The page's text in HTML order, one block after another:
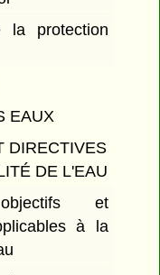
la protection
EAUX
DIRECTIVES
DE L'EAU
et
à la